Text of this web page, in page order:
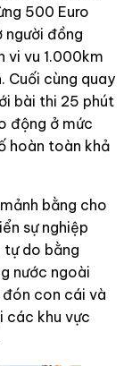
500 Euro
người đồng
vi vu 1.000km
Cuối cùng quay
bài thi 25 phút
động ở mức
hoàn toàn khả
bằng cho
sự nghiệp
tự do bằng
nước ngoài
con cái và
các khu vực